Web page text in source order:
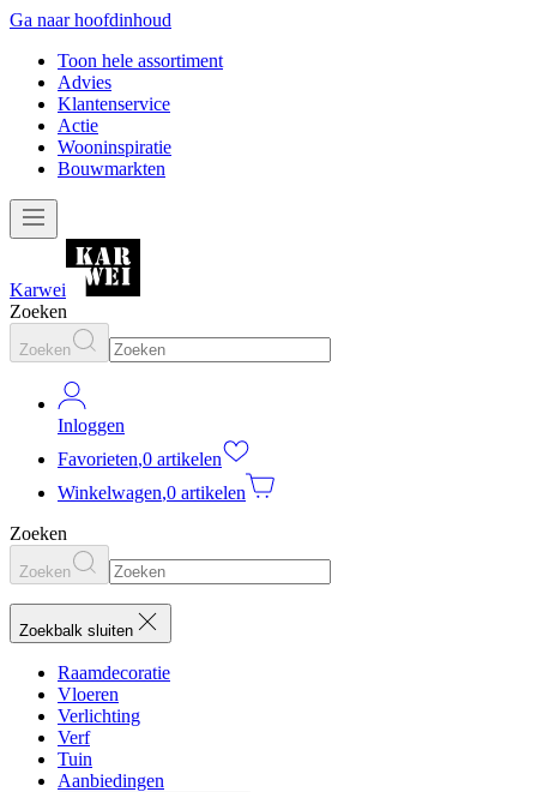
Ga naar hoofdinhoud
Toon hele assortiment
Advies
Klantenservice
Actie
Wooninspiratie
Bouwmarkten
Karwei
Zoeken
Zoeken
Inloggen
Favorieten,0 artikelen
Winkelwagen,0 artikelen
Zoeken
Zoeken
Zoekbalk sluiten
Raamdecoratie
Vloeren
Verlichting
Verf
Tuin
Aanbiedingen